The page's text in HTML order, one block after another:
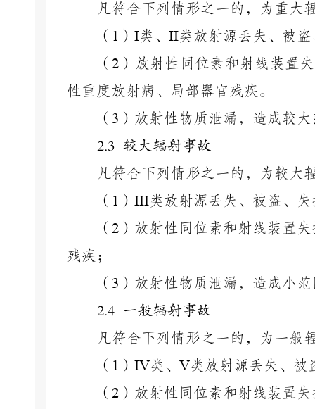
凡符合下列情形之一的，为重大
（ 1 ） I类、 II类放射源丢失、被
（ 2 ）放射性同位素和射线装置
性重度放射病、局部器官残疾。
（ 3 ）放射性物质泄漏，造成较
2.3 较大辐射事故
凡符合下列情形之一的，为较大
（ 1 ） III类放射源丢失、被盗、失
（ 2 ）放射性同位素和射线装置
残疾；
（ 3 ）放射性物质泄漏，造成小
2.4 一般辐射事故
凡符合下列情形之一的，为一般
（ 1 ） IV类、 V类放射源丢失、被
（ 2 ）放射性同位素和射线装置